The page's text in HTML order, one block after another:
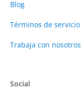
Blog
Términos de servicio
Trabaja con nosotros
Social